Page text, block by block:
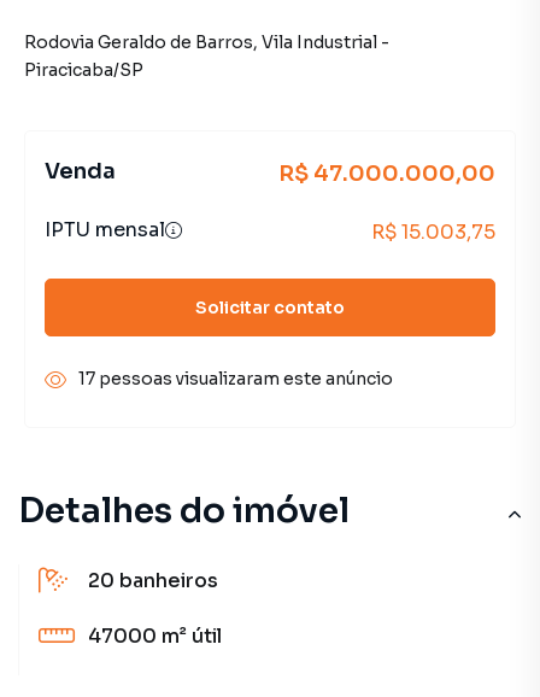
Detalhes do imóvel
20 banheiros
47000 m² útil
Rodovia Geraldo de Barros, Vila Industrial -
Piracicaba/SP
Venda R$ 47.000.000,00
IPTU mensal R$ 15.003,75
Solicitar contato
17 pessoas visualizaram este anúncio